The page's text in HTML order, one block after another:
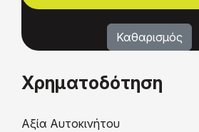
Χρηματοδότηση
Αξία Αυτοκινήτου